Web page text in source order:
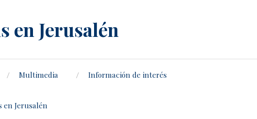
en Jerusalén
Multimedia Información de interés
en Jerusalén